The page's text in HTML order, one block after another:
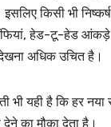
किसी भी
हेड-टू-हेड
अधिक उचित है।
भी यही है कि हर नया
देने का मौका देता है।